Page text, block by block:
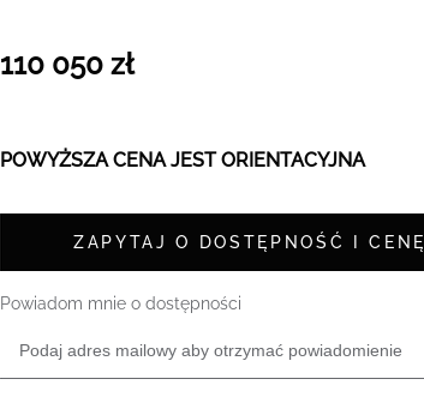
110 050 zł
POWYŻSZA CENA JEST ORIENTACYJNA
ZAPYTAJ O DOSTĘPNOŚĆ I CENĘ
Powiadom mnie o dostępności